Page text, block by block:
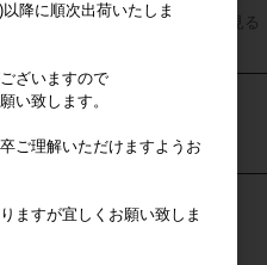
すべてのおすすめ商品を見る
空です
降に順次出荷いたしま
ざいますので
い致します。
ご理解いただけますようお
ますが宜しくお願い致しま